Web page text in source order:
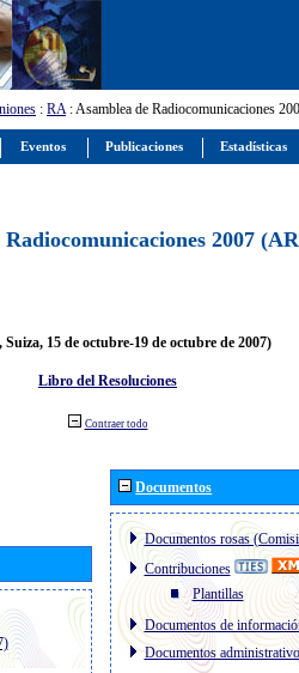
: RA: Asamblea de Radiocomunicaciones
Radiocomunicaciones 2007
Suiza, 15 de octubre-19 de octubre de 2007)
Libro del Resoluciones
Contraer todo
Documentos
Documentos rosas
Contribuciones
Plantillas
Documentos de
Documentos
Eventos Publicaciones Estadísticas